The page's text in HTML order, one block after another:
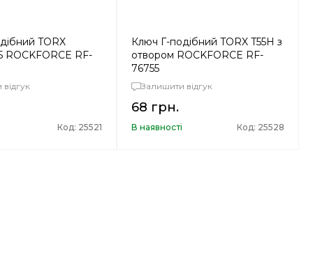
TORX
ROCKFORCE RF-
Код: 25521
Ключ Г-подібний TORX T55H з
отвором ROCKFORCE RF-
76755
Залишити відгук
68 грн.
В наявності Код: 25528